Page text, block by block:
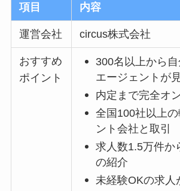
項目 内容
運営会社 circus株式会社
おすすめ
ポイント
300名以上から
エージェントが
内定まで完全オ
全国100社以上
ント会社と取引
求人数1.5万件か
の紹介
未経験OKの求人